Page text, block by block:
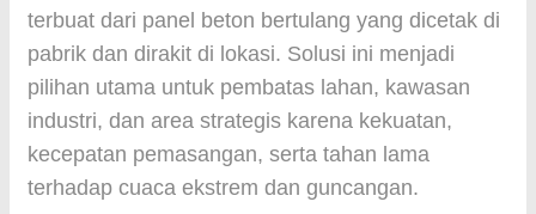
terbuat dari panel beton bertulang yang dicetak di
pabrik dan dirakit di lokasi. Solusi ini menjadi
pilihan utama untuk pembatas lahan, kawasan
industri, dan area strategis karena kekuatan,
kecepatan pemasangan, serta tahan lama
terhadap cuaca ekstrem dan guncangan.